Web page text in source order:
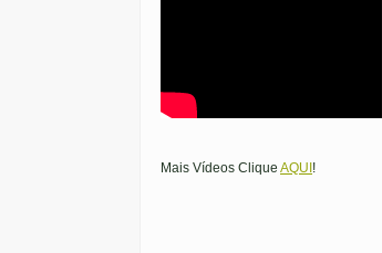
Mais Vídeos Clique AQUI !